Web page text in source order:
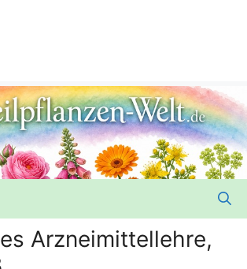
Arzneimittellehre,